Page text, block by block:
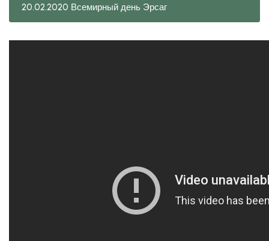
20.02.2020 Всемирный день Эрсаг